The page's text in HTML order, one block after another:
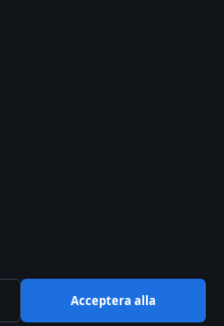
Acceptera alla
WorldRSS